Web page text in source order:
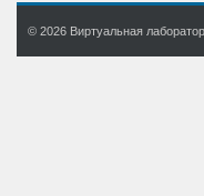
© 2026 Виртуальная